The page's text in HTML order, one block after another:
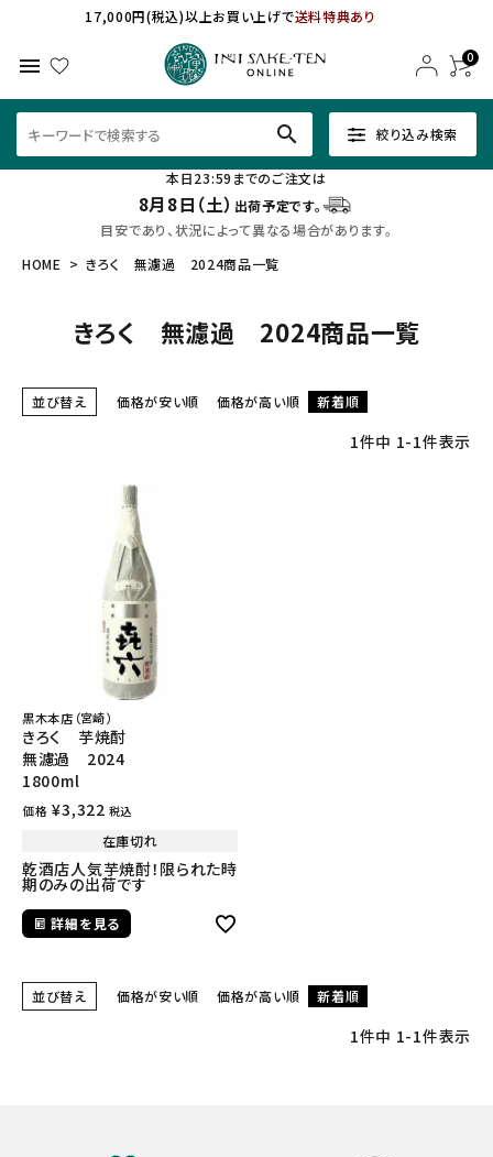
17,000円(税込)以上お買い上げで送料特典あり
menu 0
絞り込み検索
search
本日23:59までのご注文は
8月8日（土） 出荷予定です。
目安であり、状況によって異なる場合があります。
HOME
きろく 無濾過 2024商品一覧
きろく 無濾過 2024商品一覧
並び替え 価格が安い順 価格が高い順 新着順
1件中 1-1件表示
黒木本店（宮崎）
きろく 芋焼酎
無濾過 2024
1800ml
価格 ¥3,322 税込
在庫切れ
乾酒店人気芋焼酎！限られた時
期のみの出荷です
詳細を見る
並び替え 価格が安い順 価格が高い順 新着順
1件中 1-1件表示